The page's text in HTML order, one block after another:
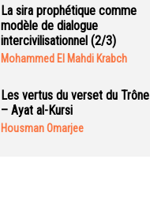
La sira prophétique comme
modèle de dialogue
intercivilisationnel (2/3)
Mohammed El Mahdi Krabch
Les vertus du verset du Trône
– Ayat al-Kursi
Housman Omarjee